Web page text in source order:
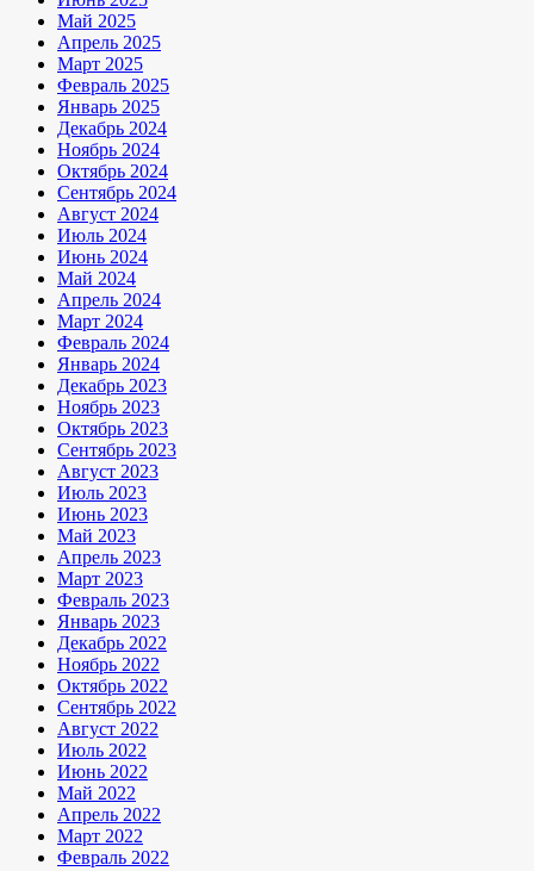
Май 2025
Апрель 2025
Март 2025
Февраль 2025
Январь 2025
Декабрь 2024
Ноябрь 2024
Октябрь 2024
Сентябрь 2024
Август 2024
Июль 2024
Июнь 2024
Май 2024
Апрель 2024
Март 2024
Февраль 2024
Январь 2024
Декабрь 2023
Ноябрь 2023
Октябрь 2023
Сентябрь 2023
Август 2023
Июль 2023
Июнь 2023
Май 2023
Апрель 2023
Март 2023
Февраль 2023
Январь 2023
Декабрь 2022
Ноябрь 2022
Октябрь 2022
Сентябрь 2022
Август 2022
Июль 2022
Июнь 2022
Май 2022
Апрель 2022
Март 2022
Февраль 2022